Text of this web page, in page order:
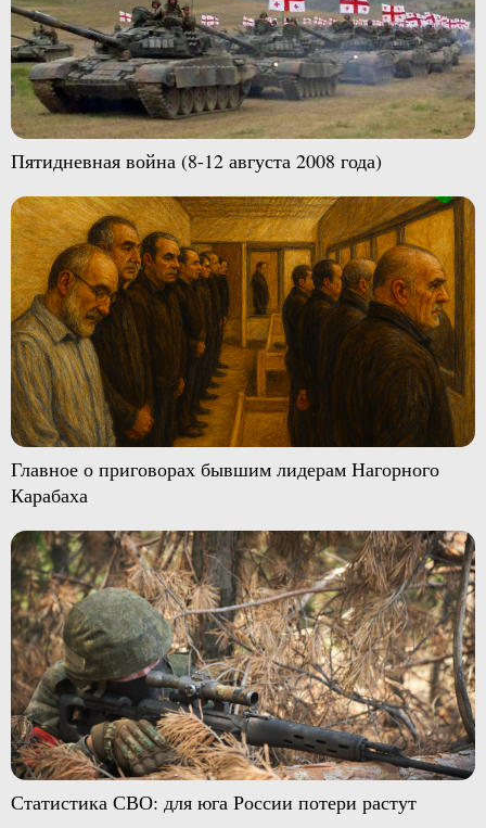
Пятидневная война (8-12 августа 2008 года)
Главное о приговорах бывшим лидерам Нагорного
Карабаха
Статистика СВО: для юга России потери растут